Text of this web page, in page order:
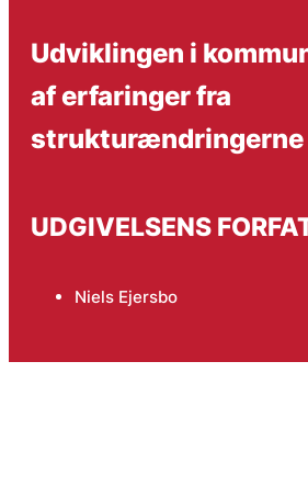
Udviklingen i
af erfaringer fra
strukturændringerne
UDGIVELSENS
Niels Ejersbo